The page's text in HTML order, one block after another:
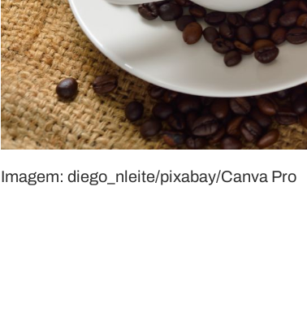
Imagem: diego_nleite/pixabay/Canva Pro